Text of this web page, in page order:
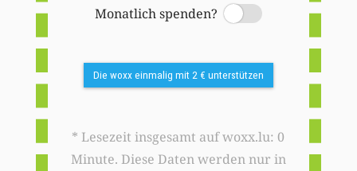
Monatlich spenden?
Switch
Die woxx einmalig mit 2 € unterstützen
* Lesezeit insgesamt auf woxx.lu: 0
Minute. Diese Daten werden nur in